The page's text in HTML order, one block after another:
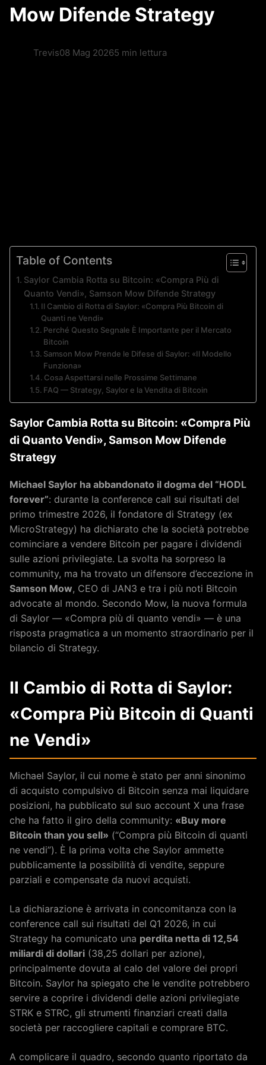
Mow Difende Strategy
Trevis08 Mag 20265 min lettura
Table of Contents
Saylor Cambia Rotta su Bitcoin: «Compra Più di
Quanto Vendi», Samson Mow Difende Strategy
Il Cambio di Rotta di Saylor: «Compra Più Bitcoin di
Quanti ne Vendi»
Perché Questo Segnale È Importante per il Mercato
Bitcoin
Samson Mow Prende le Difese di Saylor: «Il Modello
Funziona»
Cosa Aspettarsi nelle Prossime Settimane
FAQ — Strategy, Saylor e la Vendita di Bitcoin
Saylor Cambia Rotta su Bitcoin: «Compra Più
di Quanto Vendi», Samson Mow Difende
Strategy
Michael Saylor ha abbandonato il dogma del “HODL
forever”: durante la conference call sui risultati del
primo trimestre 2026, il fondatore di Strategy (ex
MicroStrategy) ha dichiarato che la società potrebbe
cominciare a vendere Bitcoin per pagare i dividendi
sulle azioni privilegiate. La svolta ha sorpreso la
community, ma ha trovato un difensore d’eccezione in
Samson Mow, CEO di JAN3 e tra i più noti Bitcoin
advocate al mondo. Secondo Mow, la nuova formula
di Saylor — «Compra più di quanto vendi» — è una
risposta pragmatica a un momento straordinario per il
bilancio di Strategy.
Il Cambio di Rotta di Saylor:
«Compra Più Bitcoin di Quanti
ne Vendi»
Michael Saylor, il cui nome è stato per anni sinonimo
di acquisto compulsivo di Bitcoin senza mai liquidare
posizioni, ha pubblicato sul suo account X una frase
che ha fatto il giro della community: «Buy more
Bitcoin than you sell» (“Compra più Bitcoin di quanti
ne vendi”). È la prima volta che Saylor ammette
pubblicamente la possibilità di vendite, seppure
parziali e compensate da nuovi acquisti.
La dichiarazione è arrivata in concomitanza con la
conference call sui risultati del Q1 2026, in cui
Strategy ha comunicato una perdita netta di 12,54
miliardi di dollari (38,25 dollari per azione),
principalmente dovuta al calo del valore dei propri
Bitcoin. Saylor ha spiegato che le vendite potrebbero
servire a coprire i dividendi delle azioni privilegiate
STRK e STRC, gli strumenti finanziari creati dalla
società per raccogliere capitali e comprare BTC.
A complicare il quadro, secondo quanto riportato da